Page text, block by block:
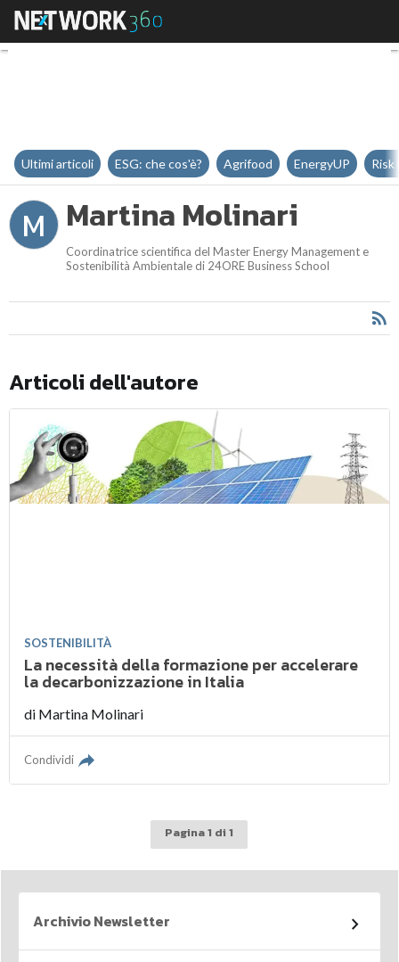
Martina Molinari
Ultimi articoli ESG: che cos'è? Agrifood EnergyUP Risk
M Martina Molinari
Coordinatrice scientifica del Master Energy Management e
Sostenibilità Ambientale di 24ORE Business School
Articoli dell'autore
SOSTENIBILITÀ
La necessità della formazione per accelerare
la decarbonizzazione in Italia
di Martina Molinari
Condividi
Pagina 1 di 1
Archivio Newsletter